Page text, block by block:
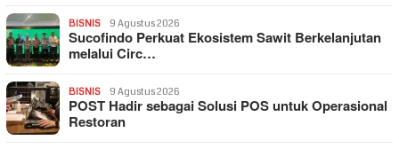
BISNIS 9 Agustus 2026
Sucofindo Perkuat Ekosistem Sawit Berkelanjutan
melalui Circ…
BISNIS 9 Agustus 2026
POST Hadir sebagai Solusi POS untuk Operasional
Restoran